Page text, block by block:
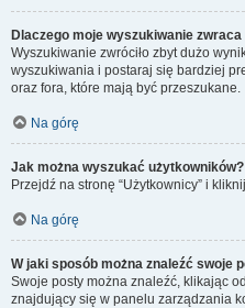
Dlaczego moje wyszukiwanie
Wyszukiwanie zwróciło zbyt dużo
wyszukiwania i postaraj się bardziej
oraz fora, które mają być przeszukane.
Na górę
Jak można wyszukać użytkowników?
Przejdź na stronę “Użytkownicy” i
Na górę
W jaki sposób można znaleźć swoje
Swoje posty można znaleźć, klikając
znajdujący się w panelu zarządzania